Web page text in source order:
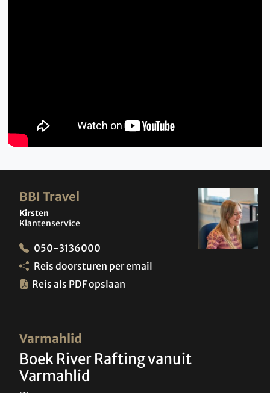
Varmahlid
Boek River Rafting vanuit
Varmahlid
BBI Travel
Kirsten
Klantenservice
050-3136000
Reis doorsturen per email
Reis als PDF opslaan